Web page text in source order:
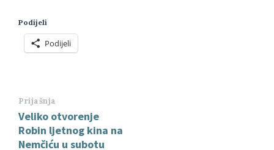
Podijeli
Podijeli
Prijašnja
Veliko otvorenje
Robin ljetnog kina na
Nemčiću u subotu